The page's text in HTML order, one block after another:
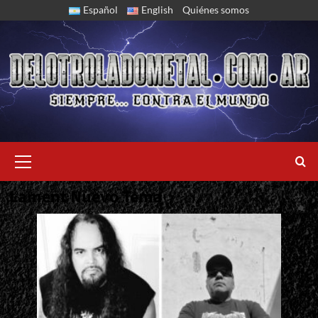
Español English Quiénes somos
Menu
Lament Nuevo Tema